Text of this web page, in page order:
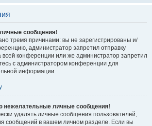
сообщения!
тремя причинами: вы не зарегистрированы и/
администратор запретил отправку
конференции или же администратор запретил
с администратором конференции для
информации.
нежелательные личные сообщения!
удалять личные сообщения пользователей,
сообщений в вашем личном разделе. Если вы